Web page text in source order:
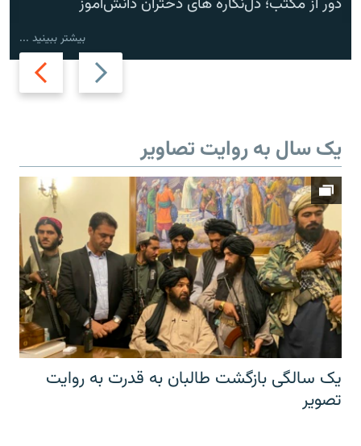
Previous
slide
Next
slide
بیشتر ببینید ...
یک سال به روایت تصاویر
یک سالگی بازگشت طالبان به قدرت به روایت
تصویر